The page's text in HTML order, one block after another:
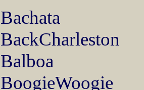
Bachata
BackCharleston
Balboa
BoogieWoogie